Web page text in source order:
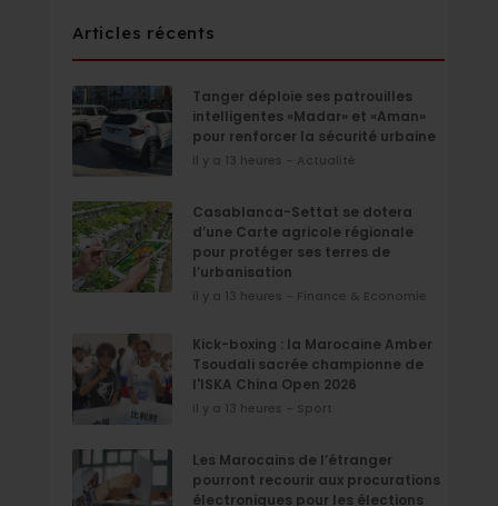
Articles récents
Tanger déploie ses patrouilles
intelligentes «Madar» et «Aman»
pour renforcer la sécurité urbaine
il y a 13 heures - Actualité
Casablanca-Settat se dotera
d’une Carte agricole régionale
pour protéger ses terres de
l’urbanisation
il y a 13 heures - Finance & Economie
Kick-boxing : la Marocaine Amber
Tsoudali sacrée championne de
l'ISKA China Open 2026
il y a 13 heures - Sport
Les Marocains de l’étranger
pourront recourir aux procurations
électroniques pour les élections